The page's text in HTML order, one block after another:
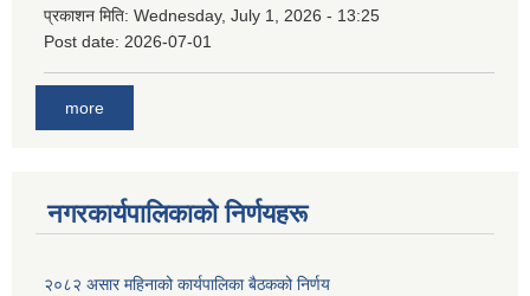
प्रकाशन मिति: Wednesday, July 1, 2026 - 13:25
Post date: 2026-07-01
more
नगरकार्यपालिकाकाे निर्णयहरू
२०८२ असार महिनाको कार्यपालिका बैठकको निर्णय